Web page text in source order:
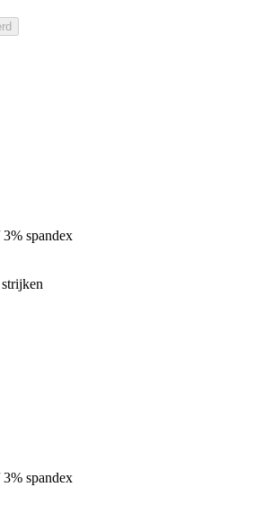
spandex
spandex